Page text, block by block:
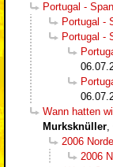
Portugal -
Portugal -
Portugal -
Wann hatten
Murksknüller,
2006
2006